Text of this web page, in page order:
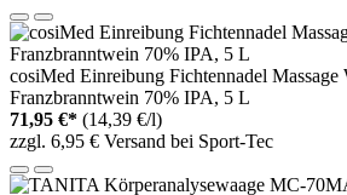
cosiMed Einreibung Fichtennadel Massage
Franzbranntwein 70% IPA, 5 L
71,95 €* (14,39 €/l)
zzgl. 6,95 € Versand bei Sport-Tec